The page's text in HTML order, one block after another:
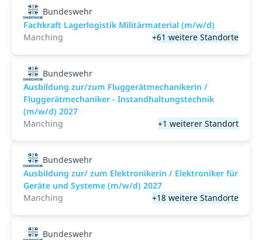
Bundeswehr
Fachkraft Lagerlogistik Militärmaterial (m/w/d)
Manching
+61 weitere Standorte
Bundeswehr
Ausbildung zur/zum Fluggerätmechanikerin /
Fluggerätmechaniker - Instandhaltungstechnik
(m/w/d) 2027
Manching
+1 weiterer Standort
Bundeswehr
Ausbildung zur/ zum Elektronikerin / Elektroniker für
Geräte und Systeme (m/w/d) 2027
Manching
+18 weitere Standorte
Bundeswehr